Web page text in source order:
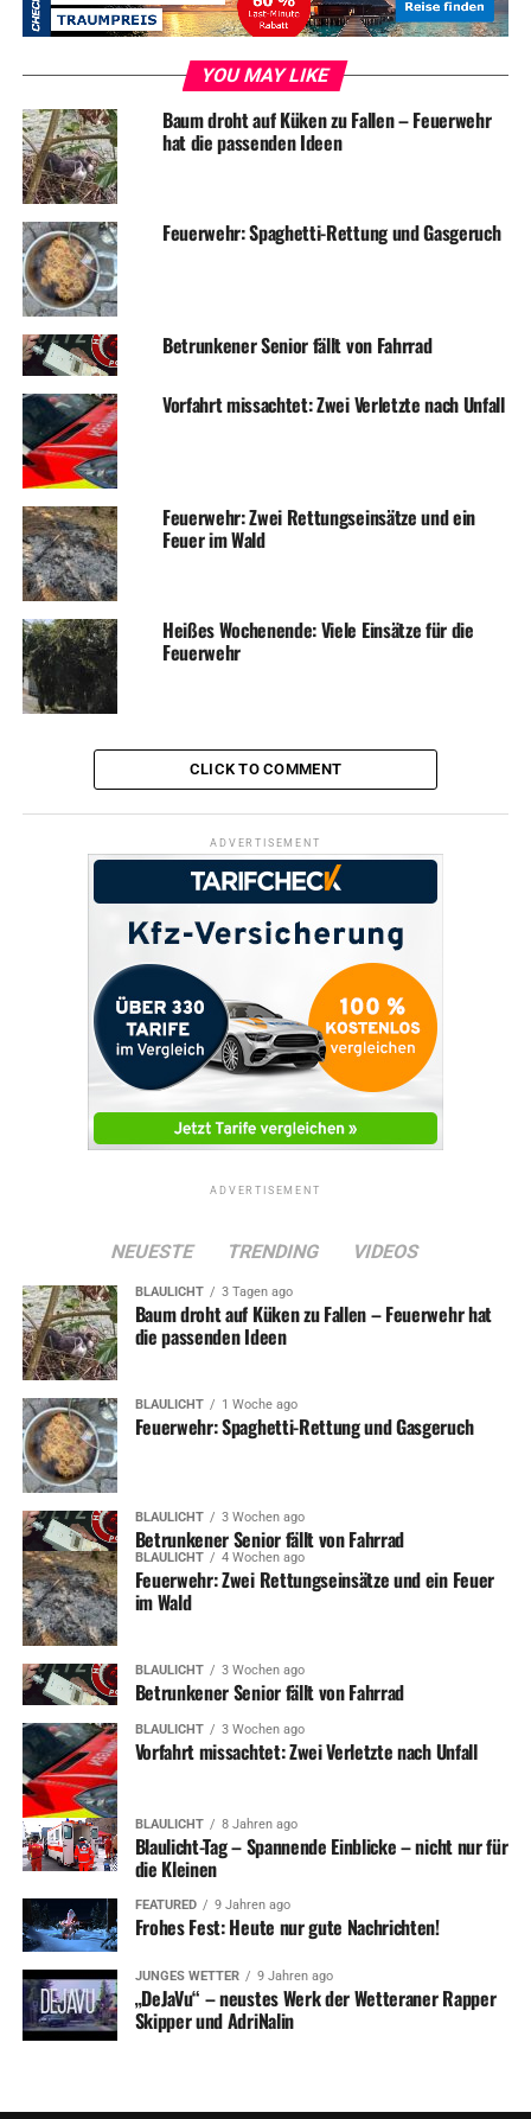
RELATED TOPICS: BLAULICHT NEWS UNFALL
Mehrere Einsätze für die Feuerwehr
DON'T MISS
Geldbörse aus Auto geklaut
YOU MAY LIKE
Baum droht auf Küken zu Fallen – Feuerwehr
hat die passenden Ideen
Feuerwehr: Spaghetti-Rettung und Gasgeruch
Betrunkener Senior fällt von Fahrrad
Vorfahrt missachtet: Zwei Verletzte nach Unfall
Feuerwehr: Zwei Rettungseinsätze und ein
Feuer im Wald
Heißes Wochenende: Viele Einsätze für die
Feuerwehr
CLICK TO COMMENT
ADVERTISEMENT
ADVERTISEMENT
NEUESTE TRENDING VIDEOS
BLAULICHT 3 Tagen ago
Baum droht auf Küken zu Fallen – Feuerwehr hat
die passenden Ideen
BLAULICHT 1 Woche ago
Feuerwehr: Spaghetti-Rettung und Gasgeruch
BLAULICHT 3 Wochen ago
Betrunkener Senior fällt von Fahrrad
BLAULICHT 4 Wochen ago
Feuerwehr: Zwei Rettungseinsätze und ein Feuer
im Wald
BLAULICHT 3 Wochen ago
Betrunkener Senior fällt von Fahrrad
BLAULICHT 3 Wochen ago
Vorfahrt missachtet: Zwei Verletzte nach Unfall
BLAULICHT 8 Jahren ago
Blaulicht-Tag – Spannende Einblicke – nicht nur für
die Kleinen
FEATURED 9 Jahren ago
Frohes Fest: Heute nur gute Nachrichten!
JUNGES WETTER 9 Jahren ago
„DeJaVu“ – neustes Werk der Wetteraner Rapper
Skipper und AdriNalin